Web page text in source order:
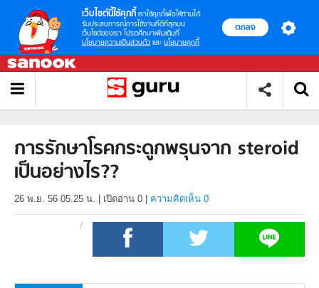
เว็บไซต์นี้ใช้คุกกี้ เราใช้คุกกี้เพื่อให้ท่านได้
รับประสบการณ์การใช้งานที่ดีที่สุดบน
เว็บไซต์ของเรา โปรดศึกษาเพิ่มเติมที่
นโยบายความเป็นส่วนตัว และ นโยบายคุกกี้
ตกลง
การรักษาโรคกระดูกพรุนจาก steroid
เป็นอย่างไร??
26 พ.ย. 56 05.25 น. เปิดอ่าน 0 ความคิดเห็น 0